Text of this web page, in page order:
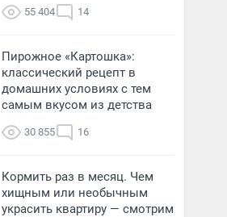
55 404 14
Пирожное «Картошка»:
классический рецепт в
домашних условиях с тем
самым вкусом из детства
30 855 16
Кормить раз в месяц. Чем
хищным или необычным
украсить квартиру — смотрим